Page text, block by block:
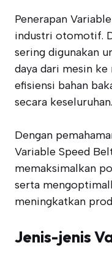
Penerapan
industri otomotif.
sering digunakan
daya dari mesin
efisiensi bahan
secara keseluruhan.
Dengan
Variable Speed
memaksimalkan
serta
meningkatkan
Jenis-jenis